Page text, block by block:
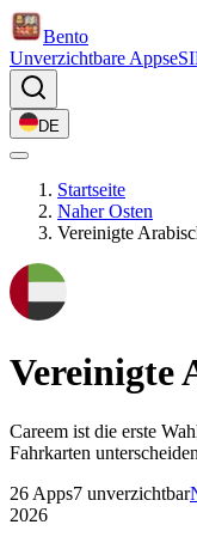
Bento
Unverzichtbare Apps
DE
Startseite
Naher Osten
Vereinigte
Vereinigte
Careem ist die erste
Fahrkarten
26 Apps7 unverzichtbar
2026